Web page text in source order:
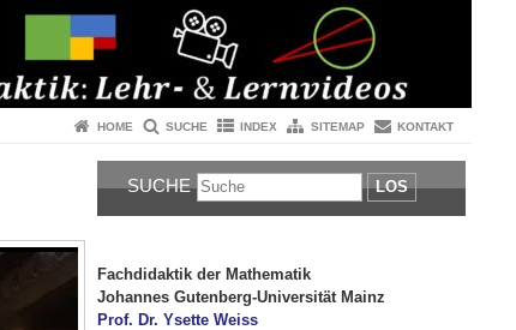
HOME SUCHE INDEX SITEMAP KONTAKT
SUCHE LOS
Fachdidaktik der Mathematik
Johannes Gutenberg-Universität Mainz
Prof. Dr. Ysette Weiss